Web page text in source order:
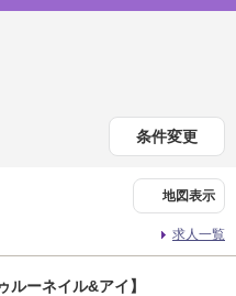
条件変更
地図表示
求人一覧
ーネイル&アイ】